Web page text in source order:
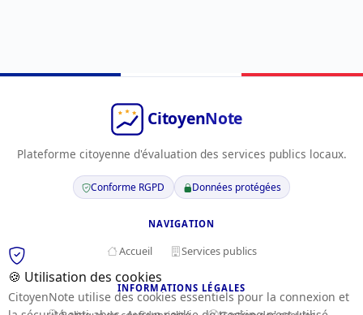
Plateforme citoyenne d'évaluation des services publics locaux.
Conforme RGPD Données protégées
NAVIGATION
Accueil Services publics
INFORMATIONS LÉGALES
🍪 Utilisation des cookies
CitoyenNote utilise des cookies essentiels pour la connexion et